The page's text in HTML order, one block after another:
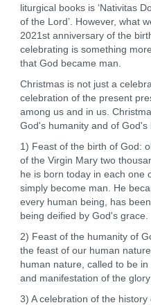
liturgical books is ‘Nativitas
of the Lord’. However, what
2021st anniversary of the
celebrating is something
that God became man.
Christmas is not just a
celebration of the present
among us and in us.
God's humanity and of God's
1) Feast of the birth of God:
of the Virgin Mary two
he is born today in each one
simply become man. He
every human being, has
being deified by God's grace.
2) Feast of the humanity of
the feast of our human
human nature, called to be
and manifestation of the
3) A celebration of the